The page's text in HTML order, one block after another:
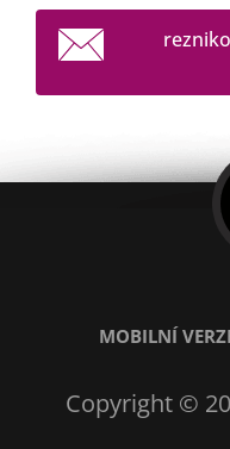
MOBILNÍ
Copyright ©